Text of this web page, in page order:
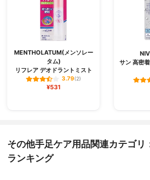
MENTHOLATUM(メンソレー
タム)
リフレア デオドラントミスト
3.79(2)
¥531
サン 高密
その他手足ケア用品関連カテゴリ
ランキング